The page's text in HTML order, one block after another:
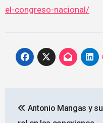
el-congreso-nacional/
de Antonio Mangas y su